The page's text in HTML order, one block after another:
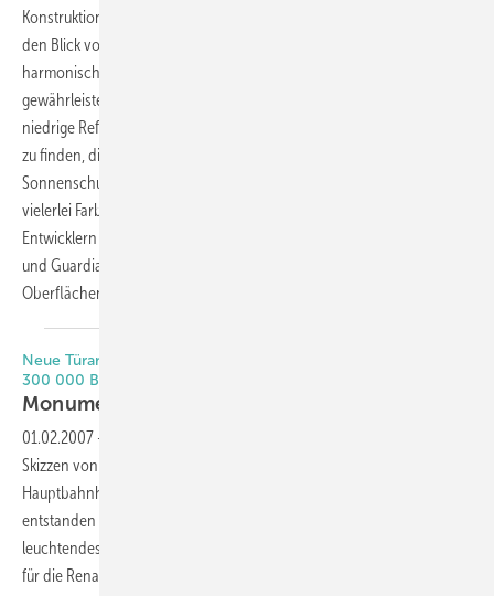
Konstruktionselemente sowie Isolationseinrichtungen zu verdecken,
den Blick von außen nach innen zu verhindern und einen
harmonischen Gesamteindruck einer Ganzglasfassade zu
gewährleisten. Hochtransparente Verglasungen haben oft eine sehr
niedrige Reflexion. Es ist schwierig, dafür undurchsichtige Materialien
zu finden, die den gleichen Reflexionseindruck haben wie das
Sonnenschutzglas. Ein Beschichtungsverfahren, das es ermöglicht
vielerlei Farb- und Reflexionsgrade zu realisieren, wurde von den
Entwicklern des patentierten Pulverlacksystems Innovent e.V. Jena
und Guardian Flachglas GmbH auf den 2. Thüringer Grenz- und
Oberflächentagen vorgestellt.
Neue Türanlage gewährt reibungslosen Ein- und Ausgang für
300 000 Besucher täglich
Monument aus Glas und
01.02.2007 -
Skizzen von Gerkan, Marg und Partner der neue Berliner
Hauptbahnhof und damit der größte Kreuzungsbahnhof Europas
entstanden ist: ein gigantischer Verkehrsknotenpunkt und ein weithin
leuchtendes Monument aus Glas und Stahl, das zudem ein Exempel
für die Renaissance der Bahnhöfe statuieren